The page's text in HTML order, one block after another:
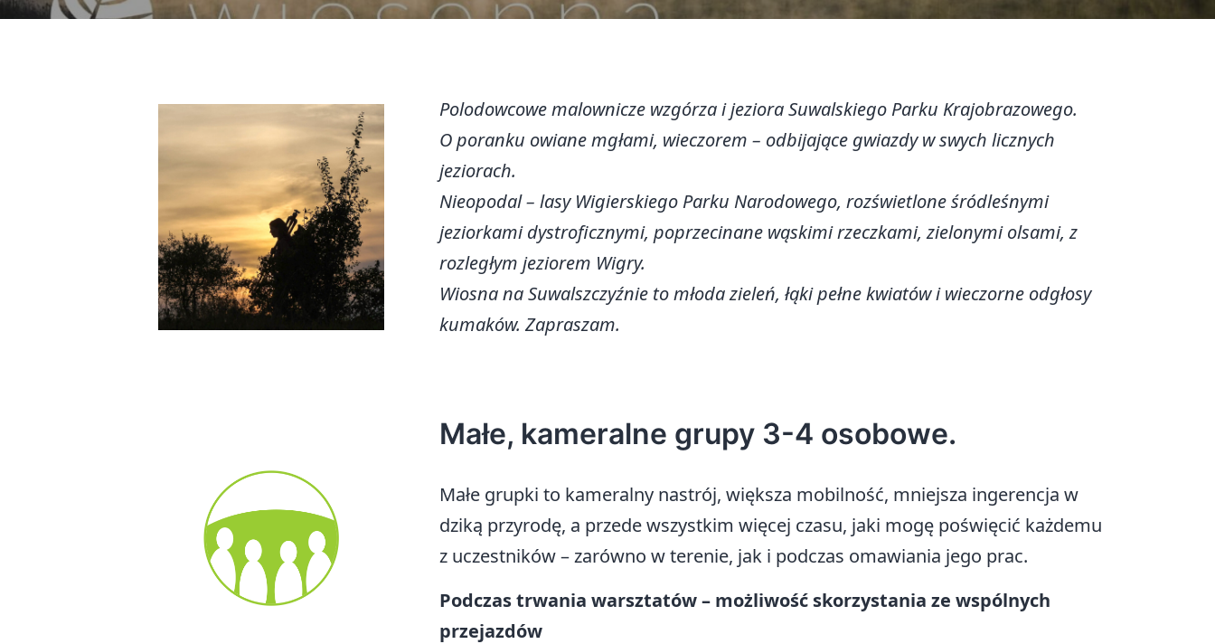
Polodowcowe malownicze wzgórza i jeziora Suwalskiego Parku Krajobrazowego.
O poranku owiane mgłami, wieczorem – odbijające gwiazdy w swych licznych
jeziorach.
Nieopodal – lasy Wigierskiego Parku Narodowego, rozświetlone śródleśnymi
jeziorkami dystroficznymi, poprzecinane wąskimi rzeczkami, zielonymi olsami, z
rozległym jeziorem Wigry.
Wiosna na Suwalszczyźnie to młoda zieleń, łąki pełne kwiatów i wieczorne odgłosy
kumaków. Zapraszam.
Małe, kameralne grupy 3-4 osobowe.
Małe grupki to kameralny nastrój, większa mobilność, mniejsza ingerencja w
dziką przyrodę, a przede wszystkim więcej czasu, jaki mogę poświęcić każdemu
z uczestników – zarówno w terenie, jak i podczas omawiania jego prac.
Podczas trwania warsztatów – możliwość skorzystania ze wspólnych
przejazdów